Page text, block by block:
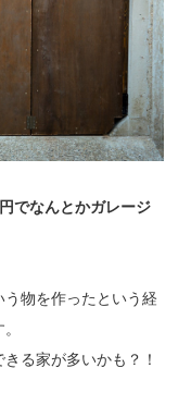
でなんとかガレージ
物を作ったという経
る家が多いかも？！